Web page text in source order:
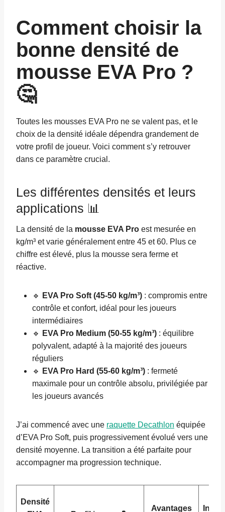
Comment choisir la
bonne densité de
mousse EVA Pro ?
🤔
Toutes les mousses EVA Pro ne se valent pas, et le
choix de la densité idéale dépendra grandement de
votre profil de joueur. Voici comment s’y retrouver
dans ce paramètre crucial.
Les différentes densités et leurs
applications 📊
La densité de la mousse EVA Pro est mesurée en
kg/m³ et varie généralement entre 45 et 60. Plus ce
chiffre est élevé, plus la mousse sera ferme et
réactive.
🔹 EVA Pro Soft (45-50 kg/m³) : compromis entre
contrôle et confort, idéal pour les joueurs
intermédiaires
🔹
EVA Pro Medium (50-55 kg/m³) : équilibre
polyvalent, adapté à la majorité des joueurs
réguliers
🔹
EVA Pro Hard (55-60 kg/m³) : fermeté
maximale pour un contrôle absolu, privilégiée par
les joueurs avancés
J’ai commencé avec une raquette Decathlon équipée
d’EVA Pro Soft, puis progressivement évolué vers une
densité moyenne. La transition a été parfaite pour
accompagner ma progression technique.
Densité
Avantages